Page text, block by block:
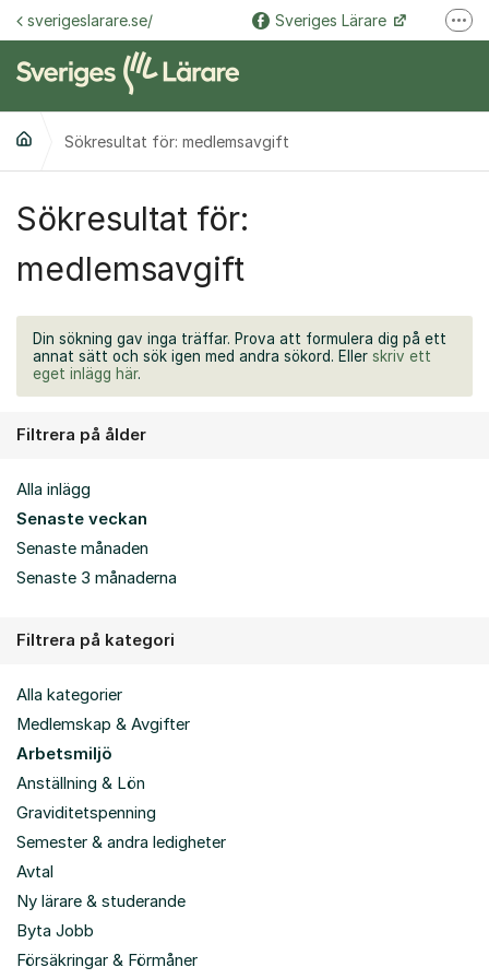
Hoppa till innehåll
sverigeslarare.se/ Sveriges Lärare
Sökresultat för: medlemsavgift
Sökresultat för:
medlemsavgift
Din sökning gav inga träffar. Prova att formulera dig på ett
annat sätt och sök igen med andra sökord. Eller skriv ett
eget inlägg här.
Filtrera på ålder
Alla inlägg
Senaste veckan
Senaste månaden
Senaste 3 månaderna
Filtrera på kategori
Alla kategorier
Medlemskap & Avgifter
Arbetsmiljö
Anställning & Lön
Graviditetspenning
Semester & andra ledigheter
Avtal
Ny lärare & studerande
Byta Jobb
Försäkringar & Förmåner